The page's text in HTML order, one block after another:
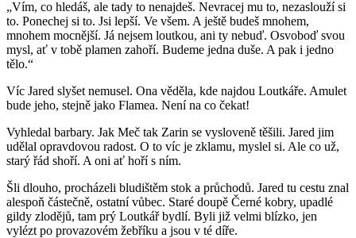
„Vím, co hledáš, ale tady to nenajdeš. Nevracej mu to, nezaslouží si
to. Ponechej si to. Jsi lepší. Ve všem. A ještě budeš mnohem,
mnohem mocnější. Já nejsem loutkou, ani ty nebuď. Osvoboď svou
mysl, ať v tobě plamen zahoří. Budeme jedna duše. A pak i jedno
tělo.“
Víc Jared slyšet nemusel. Ona věděla, kde najdou Loutkáře. Amulet
bude jeho, stejně jako Flamea. Není na co čekat!
Vyhledal barbary. Jak Meč tak Zarin se vysloveně těšili. Jared jim
udělal opravdovou radost. O to víc je zklamu, myslel si. Ale co už,
starý řád shoří. A oni ať hoří s ním.
Šli dlouho, procházeli bludištěm stok a průchodů. Jared tu cestu znal
alespoň částečně, ostatní vůbec. Staré doupě Černé kobry, upadlé
gildy zlodějů, tam prý Loutkář bydlí. Byli již velmi blízko, jen
vylézt po provazovém žebříku a jsou v té díře.